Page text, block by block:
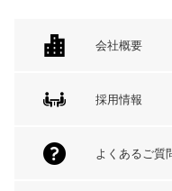
会社概要
採用情報
よくあるご質